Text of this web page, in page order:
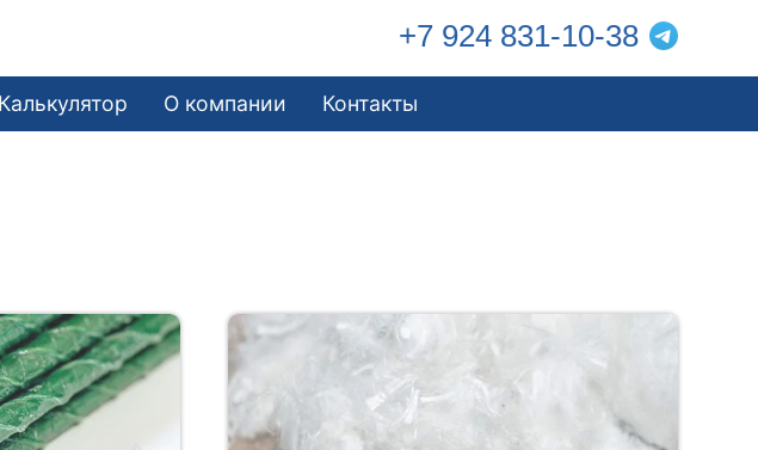
+7 924 831-10-38
Калькулятор О компании Контакты